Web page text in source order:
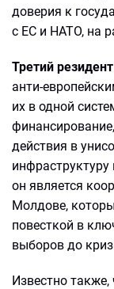
доверия к
с ЕС и НАТО, на
Третий резидент
анти-
их в одной
действия в
он является
Молдове,
повесткой в
выборов до
Известно